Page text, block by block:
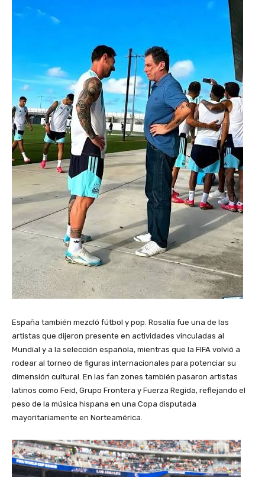
España también mezcló fútbol y pop. Rosalía fue una de las
artistas que dijeron presente en actividades vinculadas al
Mundial y a la selección española, mientras que la FIFA volvió a
rodear al torneo de figuras internacionales para potenciar su
dimensión cultural. En las fan zones también pasaron artistas
latinos como Feid, Grupo Frontera y Fuerza Regida, reflejando el
peso de la música hispana en una Copa disputada
mayoritariamente en Norteamérica.